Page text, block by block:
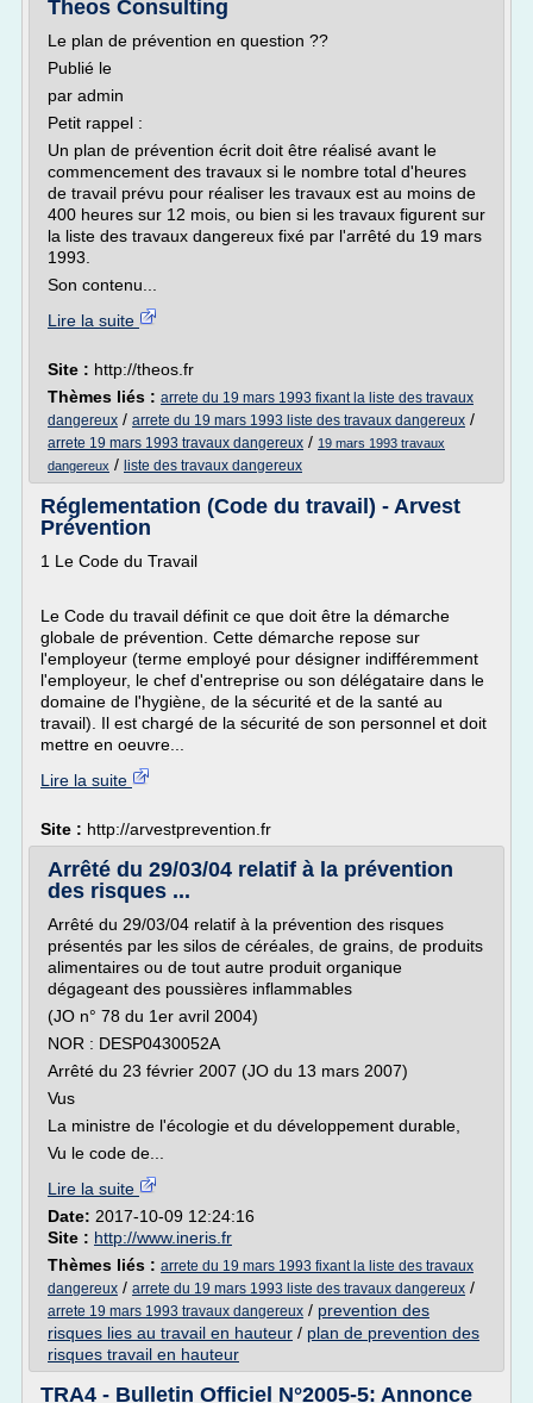
Theos Consulting
Le plan de prévention en question ??
Publié le
par admin
Petit rappel :
Un plan de prévention écrit doit être réalisé avant le
commencement des travaux si le nombre total d'heures
de travail prévu pour réaliser les travaux est au moins de
400 heures sur 12 mois, ou bien si les travaux figurent sur
la liste des travaux dangereux fixé par l'arrêté du 19 mars
1993.
Son contenu...
Lire la suite
Site : http://theos.fr
Thèmes liés : arrete du 19 mars 1993 fixant la liste des travaux
dangereux / arrete du 19 mars 1993 liste des travaux dangereux /
arrete 19 mars 1993 travaux dangereux / 19 mars 1993 travaux
dangereux / liste des travaux dangereux
Réglementation (Code du travail) - Arvest
Prévention
1 Le Code du Travail
Le Code du travail définit ce que doit être la démarche
globale de prévention. Cette démarche repose sur
l'employeur (terme employé pour désigner indifféremment
l'employeur, le chef d'entreprise ou son délégataire dans le
domaine de l'hygiène, de la sécurité et de la santé au
travail). Il est chargé de la sécurité de son personnel et doit
mettre en oeuvre...
Lire la suite
Site : http://arvestprevention.fr
Arrêté du 29/03/04 relatif à la prévention
des risques ...
Arrêté du 29/03/04 relatif à la prévention des risques
présentés par les silos de céréales, de grains, de produits
alimentaires ou de tout autre produit organique
dégageant des poussières inflammables
(JO n° 78 du 1er avril 2004)
NOR : DESP0430052A
Arrêté du 23 février 2007 (JO du 13 mars 2007)
Vus
La ministre de l'écologie et du développement durable,
Vu le code de...
Lire la suite
Date: 2017-10-09 12:24:16
Site : http://www.ineris.fr
Thèmes liés : arrete du 19 mars 1993 fixant la liste des travaux
dangereux / arrete du 19 mars 1993 liste des travaux dangereux /
arrete 19 mars 1993 travaux dangereux / prevention des
risques lies au travail en hauteur / plan de prevention des
risques travail en hauteur
TRA4 - Bulletin Officiel N°2005-5: Annonce